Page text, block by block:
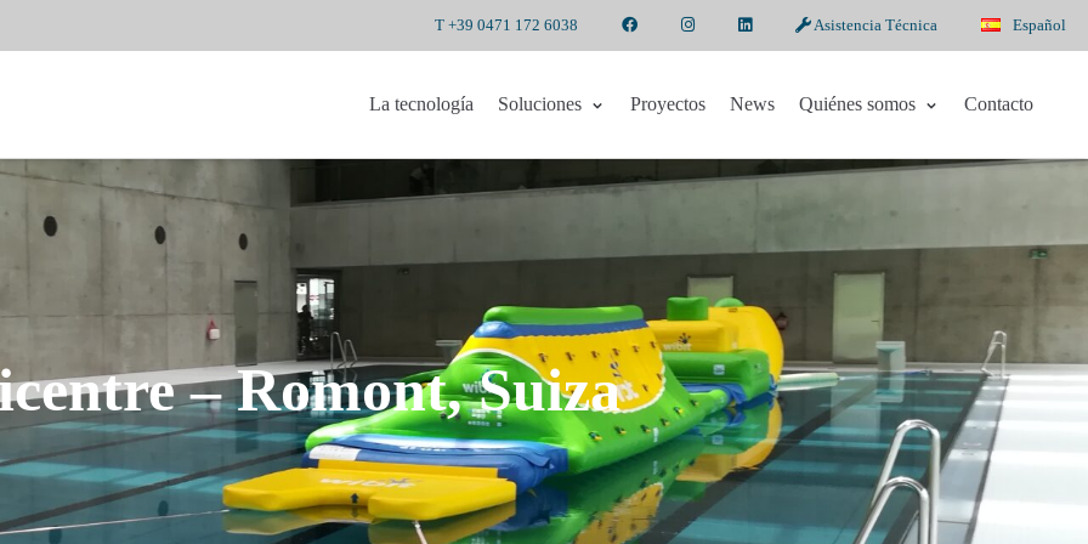
T +39 0471 172 6038 Asistencia Técnica Español
La tecnología Soluciones Proyectos News Quiénes somos Contacto
– Romont, Suiza